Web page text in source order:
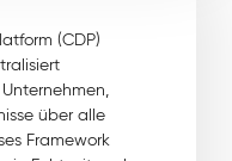
(CDP)
über alle
Framework